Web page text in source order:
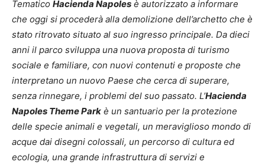
Tematico Hacienda Napoles è autorizzato a informare
che oggi si procederà alla demolizione dell’archetto che è
stato ritrovato situato al suo ingresso principale. Da dieci
anni il parco sviluppa una nuova proposta di turismo
sociale e familiare, con nuovi contenuti e proposte che
interpretano un nuovo Paese che cerca di superare,
senza rinnegare, i problemi del suo passato. L’Hacienda
Napoles Theme Park è un santuario per la protezione
delle specie animali e vegetali, un meraviglioso mondo di
acque dai disegni colossali, un percorso di cultura ed
ecologia, una grande infrastruttura di servizi e